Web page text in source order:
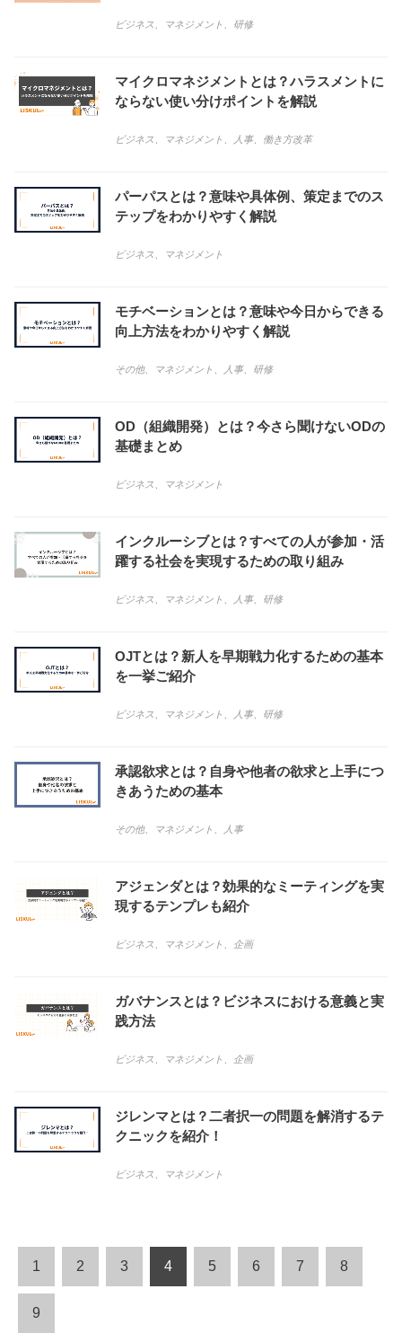
ビジネス マネジメント 研修
マイクロマネジメントとは？ハラスメントに
ならない使い分けポイントを解説
ビジネス マネジメント 人事、 働き方改革
パーパスとは？意味や具体例、策定までのス
テップをわかりやすく解説
ビジネス マネジメント
モチベーションとは？意味や今日からできる
向上方法をわかりやすく解説
その他、 マネジメント 人事、 研修
OD（組織開発）とは？今さら聞けないODの
基礎まとめ
ビジネス マネジメント
インクルーシブとは？すべての人が参加・活
躍する社会を実現するための取り組み
ビジネス マネジメント 人事、 研修
OJTとは？新人を早期戦力化するための基本
を一挙ご紹介
ビジネス マネジメント 人事、 研修
承認欲求とは？自身や他者の欲求と上手につ
きあうための基本
その他、 マネジメント 人事
アジェンダとは？効果的なミーティングを実
現するテンプレも紹介
ビジネス マネジメント 企画
ガバナンスとは？ビジネスにおける意義と実
践方法
ビジネス マネジメント 企画
ジレンマとは？二者択一の問題を解消するテ
クニックを紹介！
ビジネス マネジメント
1 2 3 4 5 6 7 8
9